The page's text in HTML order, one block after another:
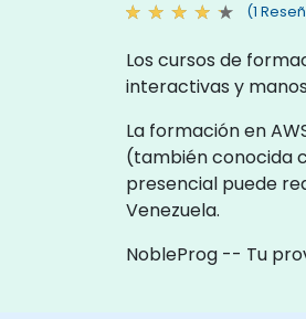
(1
Los cursos de
interactivas y
La formación en
(también conocida
presencial puede
Venezuela.
NobleProg -- Tu